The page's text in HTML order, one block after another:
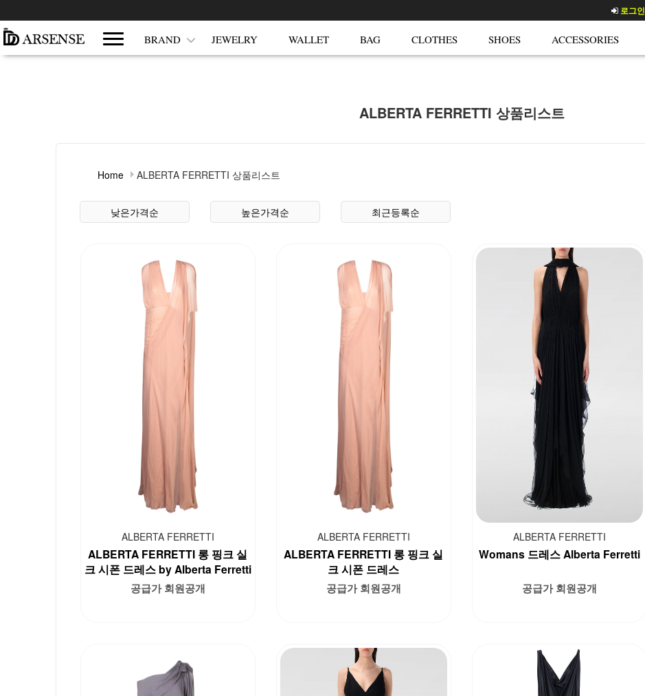
로그인
쇼핑몰 카테고리 BRAND JEWELRY WALLET BAG CLOTHES SHOES ACCESSORIES
ALBERTA FERRETTI 상품리스트
Home ALBERTA FERRETTI 상품리스트
상품 정렬낮은가격순 높은가격순 최근등록순
ALBERTA FERRETTI
ALBERTA FERRETTI 롱 핑크 실
크 시폰 드레스 by Alberta Ferretti
공급가 회원공개
ALBERTA FERRETTI
ALBERTA FERRETTI 롱 핑크 실
크 시폰 드레스
공급가 회원공개
ALBERTA FERRETTI
Womans 드레스 Alberta Ferretti
공급가 회원공개